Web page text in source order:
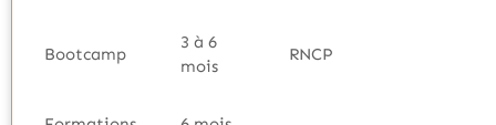
Bootcamp
3 à 6
mois
RNCP